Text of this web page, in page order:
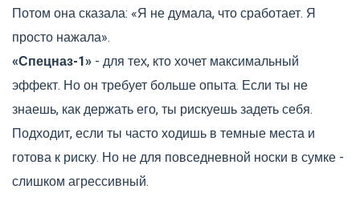
Потом она сказала: «Я не думала, что сработает. Я
просто нажала».
«Спецназ-1» - для тех, кто хочет максимальный
эффект. Но он требует больше опыта. Если ты не
знаешь, как держать его, ты рискуешь задеть себя.
Подходит, если ты часто ходишь в темные места и
готова к риску. Но не для повседневной носки в сумке -
слишком агрессивный.